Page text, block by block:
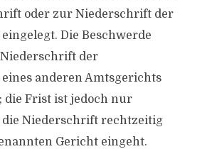
oder zur Niederschrift der
Die Beschwerde
der
eines anderen Amtsgerichts
die Frist ist jedoch nur
Niederschrift rechtzeitig
Gericht eingeht.